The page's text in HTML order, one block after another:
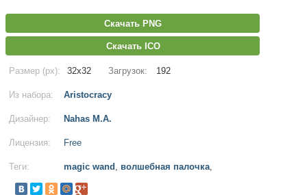
Скачать PNG
Скачать ICO
Размер (px): 32x32 Загрузок: 192
Из набора: Aristocracy
Дизайнер: Nahas M.A.
Лицензия: Free
Теги: magic wand , волшебная палочка,